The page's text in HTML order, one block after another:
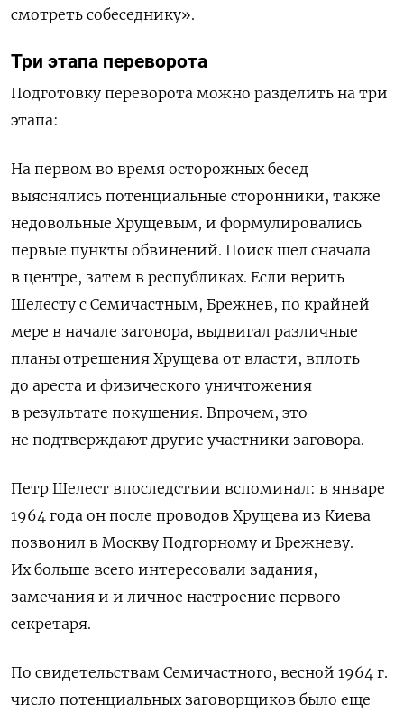
смотреть собеседнику».
Три этапа переворота
Подготовку переворота можно разделить на три
этапа:
На первом во время осторожных бесед
выяснялись потенциальные сторонники, также
недовольные Хрущевым, и формулировались
первые пункты обвинений. Поиск шел сначала
в центре, затем в республиках. Если верить
Шелесту с Семичастным, Брежнев, по крайней
мере в начале заговора, выдвигал различные
планы отрешения Хрущева от власти, вплоть
до ареста и физического уничтожения
в результате покушения. Впрочем, это
не подтверждают другие участники заговора.
Петр Шелест впоследствии вспоминал: в январе
1964 года он после проводов Хрущева из Киева
позвонил в Москву Подгорному и Брежневу.
Их больше всего интересовали задания,
замечания и и личное настроение первого
секретаря.
По свидетельствам Семичастного, весной 1964 г.
число потенциальных заговорщиков было еще